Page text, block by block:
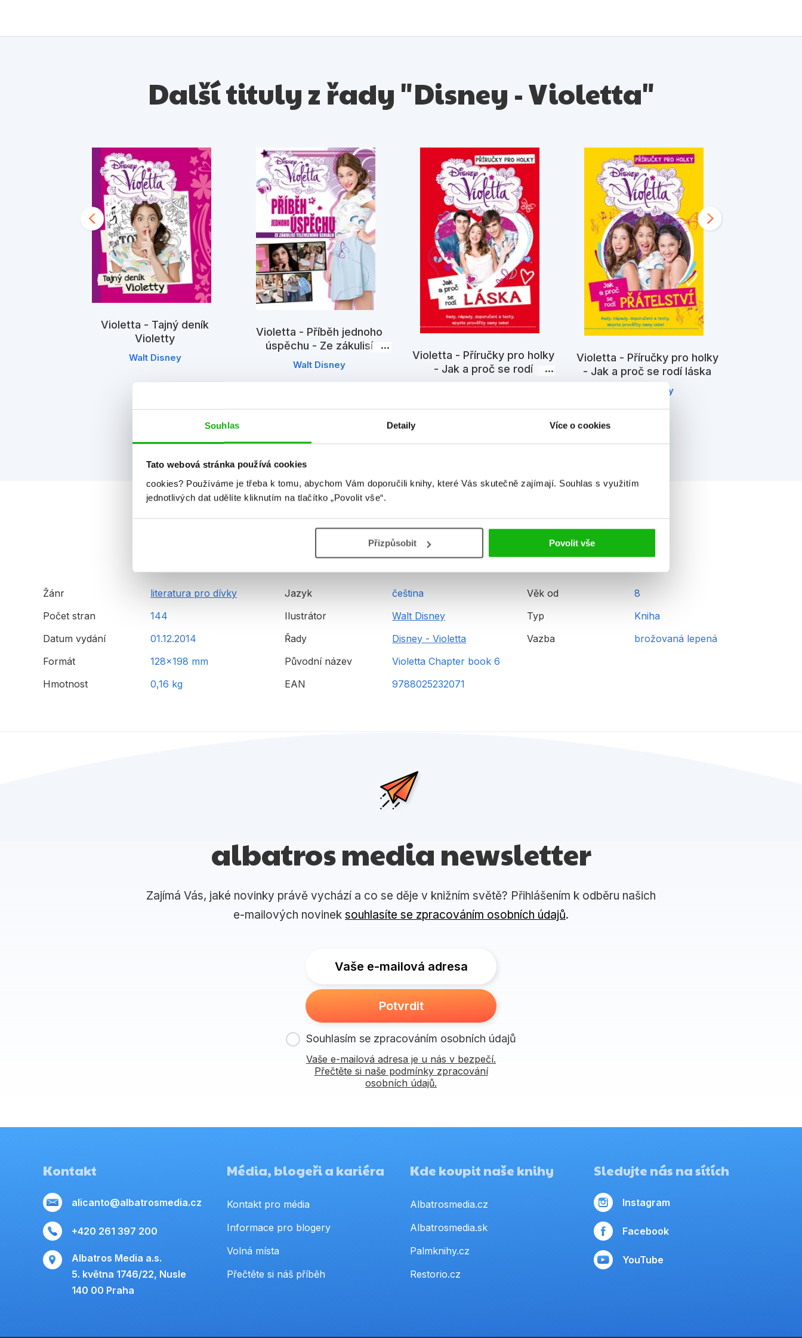
Souhlas Detaily Více o cookies
Tato webová stránka používá cookies
cookies? Používáme je třeba k tomu, abychom Vám doporučili knihy, které Vás skutečně zajímají. Souhlas s využitím
jednotlivých dat udělíte kliknutím na tlačítko „Povolit vše“.
Přizpůsobit Povolit vše
Další tituly z řady "Disney - Violetta"
Violetta - Tajný deník
Violetty
Walt Disney
Violetta - Příběh jednoho
úspěchu - Ze zákulisí
televizního seriálu
Walt Disney
Violetta - Příručky pro holky
- Jak a proč se rodí
přátelství
Violetta - Příručky pro holky
- Jak a proč se rodí láska
Walt Disney
Detailní informace
Žánr
literatura pro dívky
Počet stran
144
Datum vydání
01.12.2014
Formát
128x198 mm
Hmotnost
0,16 kg
Jazyk
čeština
Ilustrátor
Walt Disney
Řady
Disney - Violetta
Původní název
Violetta Chapter book 6
EAN
9788025232071
Věk od
8
Typ
Kniha
Vazba
brožovaná lepená
albatros media newsletter
Zajímá Vás, jaké novinky právě vychází a co se děje v knižním světě? Přihlášením k odběru našich
e-mailových novinek souhlasíte se zpracováním osobních údajů.
Vaše e-mailová adresa
Potvrdit
Souhlasím se zpracováním osobních údajů
Vaše e-mailová adresa je u nás v bezpečí.
Přečtěte si naše podmínky zpracování
osobních údajů.
Kontakt
alicanto@albatrosmedia.cz
+420 261 397 200
Albatros Media a.s.
5. května 1746/22, Nusle
140 00 Praha
Média, blogeři a kariéra
Kontakt pro média
Informace pro blogery
Volná místa
Přečtěte si náš příběh
Kde koupit naše knihy
Albatrosmedia.cz
Albatrosmedia.sk
Palmknihy.cz
Restorio.cz
Sledujte nás na sítích
Instagram
Facebook
YouTube